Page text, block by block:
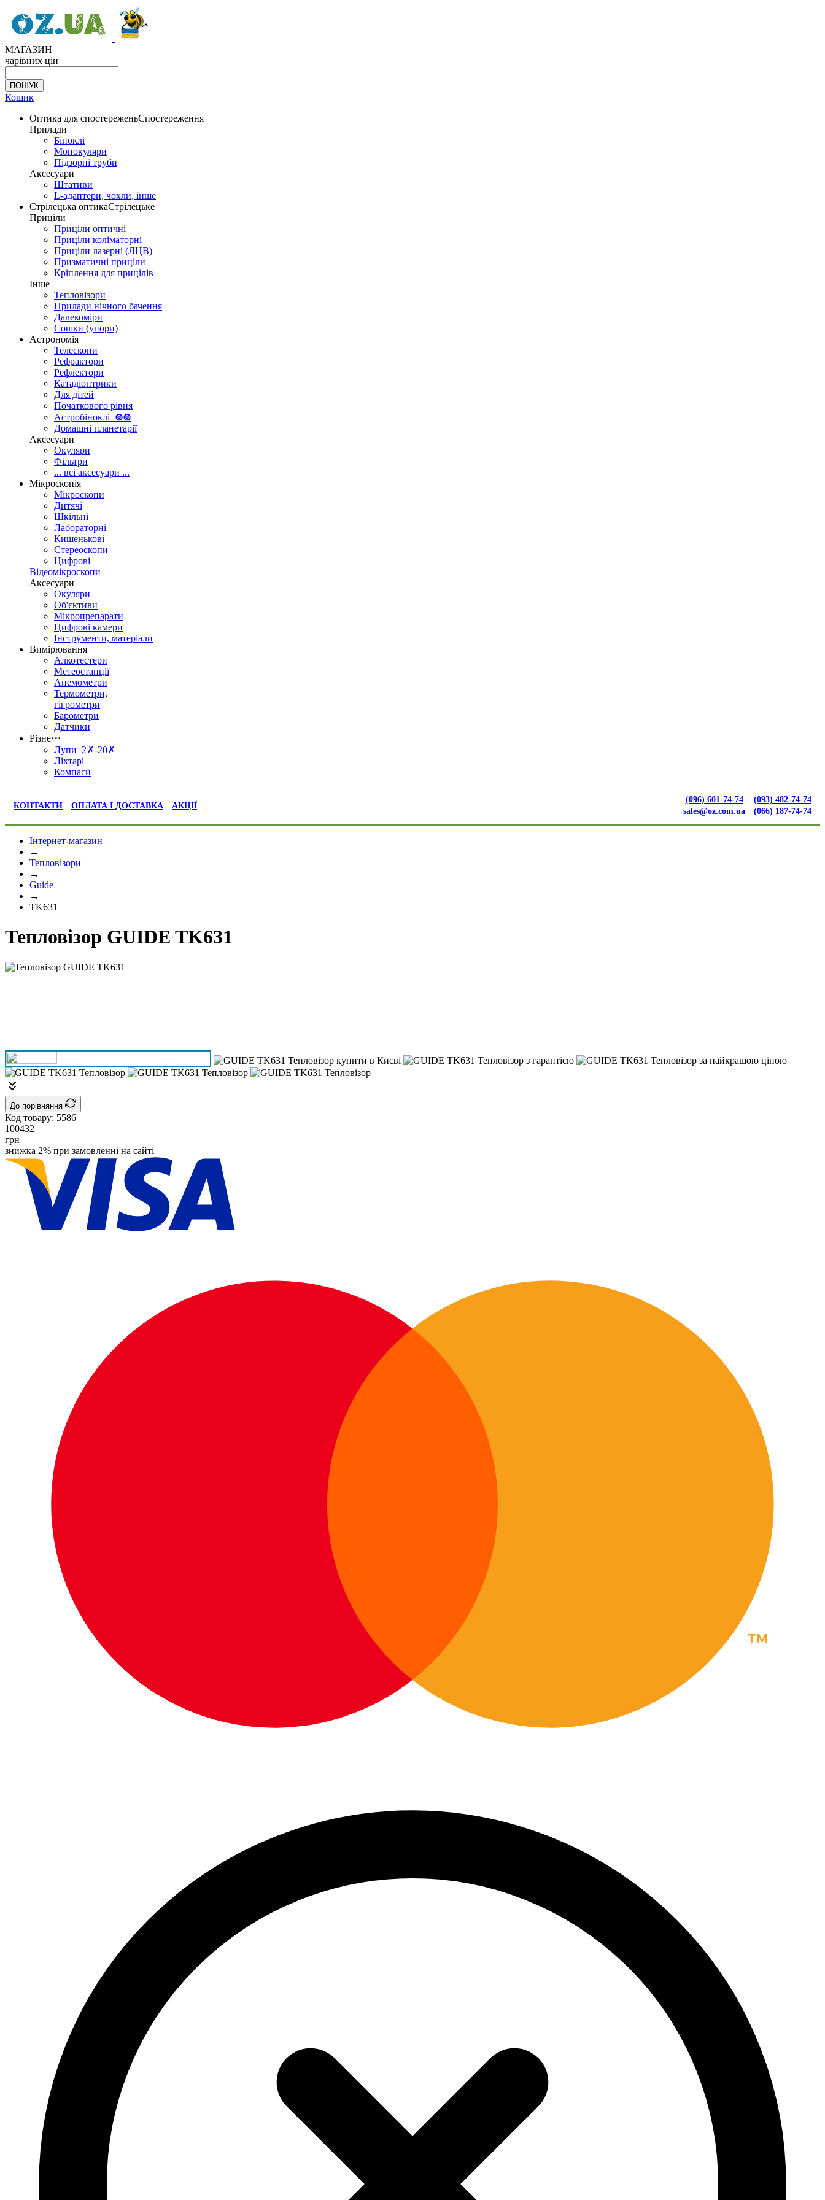
МАГАЗИН
чарівних цін
Кошик
Оптика для спостереженьСпостереження
Прилади
Біноклі
Монокуляри
Підзорні труби
Аксесуари
Штативи
L-адаптери, чохли, інше
Стрілецька оптикаСтрілецьке
Приціли
Приціли оптичні
Приціли коліматорні
Приціли лазерні (ЛЦВ)
Призматичні приціли
Кріплення для прицілів
Інше
Тепловізори
Прилади нічного бачення
Далекоміри
Сошки (упори)
Астрономія
Телескопи
Рефрактори
Рефлектори
Катадіоптрики
Для дітей
Початкового рівня
Астробіноклі ⊚⊚
Домашні планетарії
Аксесуари
Окуляри
Фільтри
... всі аксесуари ...
Мікроскопія
Мікроскопи
Дитячі
Шкільні
Лабораторні
Кишенькові
Стереоскопи
Цифрові
Відеомікроскопи
Аксесуари
Окуляри
Об'єктиви
Мікропрепарати
Цифрові камери
Інструменти, матеріали
Вимірювання
Алкотестери
Метеостанції
Анемометри
Термометри,
гігрометри
Барометри
Датчики
Різне⋯
Лупи 2✗-20✗
Ліхтарі
Компаси
КОНТАКТИ ОПЛАТА І ДОСТАВКА АКЦІЇ
(096) 601-74-74
sales@oz.com.ua
(093) 482-74-74
(066) 187-74-74
Інтернет-магазин
→
Тепловізори
→
Guide
→
TK631
Тепловізор GUIDE TK631
До порівняння
Код товару: 5586
100432
грн
знижка 2% при замовленні на сайті